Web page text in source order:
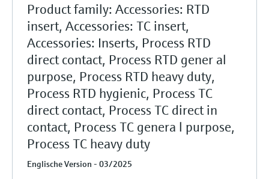
Product family: Accessories: RTD
insert, Accessories: TC insert,
Accessories: Inserts, Process RTD
direct contact, Process RTD gener al
purpose, Process RTD heavy duty,
Process RTD hygienic, Process TC
direct contact, Process TC direct in
contact, Process TC genera l purpose,
Process TC heavy duty
Englische Version - 03/2025